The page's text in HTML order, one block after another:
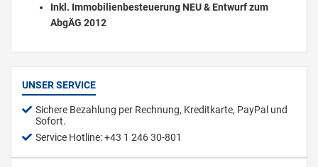
Inkl. Immobilienbesteuerung NEU & Entwurf zum
AbgÄG 2012
UNSER SERVICE
Sichere Bezahlung per Rechnung, Kreditkarte, PayPal und
Sofort.
Service Hotline: +43 1 246 30-801